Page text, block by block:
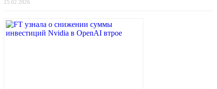
25.02.2026